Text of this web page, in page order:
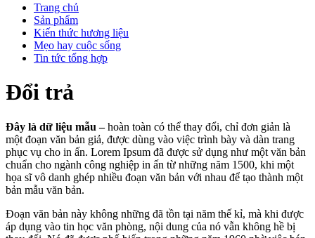
Trang chủ
Sản phẩm
Kiến thức hương liệu
Mẹo hay cuộc sống
Tin tức tổng hợp
Đổi trả
Đây là dữ liệu mẫu –hoàn toàn có thể thay đổi, chỉ đơn giản là
một đoạn văn bản giả, được dùng vào việc trình bày và dàn trang
phục vụ cho in ấn. Lorem Ipsum đã được sử dụng như một văn bản
chuẩn cho ngành công nghiệp in ấn từ những năm 1500, khi một
họa sĩ vô danh ghép nhiều đoạn văn bản với nhau để tạo thành một
bản mẫu văn bản.
Đoạn văn bản này không những đã tồn tại năm thế kỉ, mà khi được
áp dụng vào tin học văn phòng, nội dung của nó vẫn không hề bị